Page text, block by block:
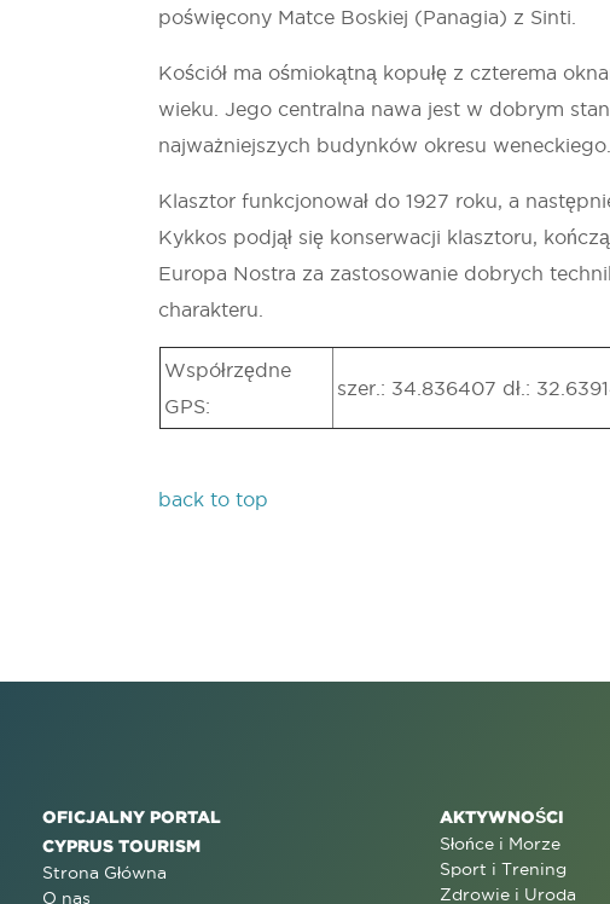
poświęcony Matce Boskiej (Panagia) z Sinti.
Kościół ma ośmiokątną kopułę z czterema
wieku. Jego centralna nawa jest w dobrym
najważniejszych budynków okresu weneckiego.
Klasztor funkcjonował do 1927 roku, a
Kykkos podjął się konserwacji klasztoru,
Europa Nostra za zastosowanie dobrych
charakteru.
Współrzędne
GPS:
szer.: 34.836407 dł.:
back to top
OFICJALNY PORTAL
CYPRUS TOURISM
Strona Główna
O nas
AKTYWNOŚCI
Słońce i Morze
Sport i Trening
Zdrowie i Uroda